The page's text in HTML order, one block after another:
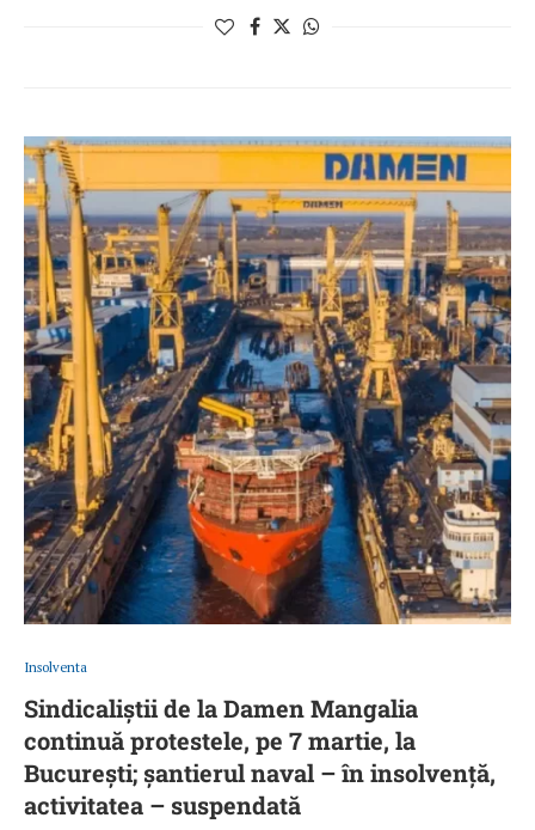
Insolventa
Sindicaliștii de la Damen Mangalia
continuă protestele, pe 7 martie, la
București; șantierul naval – în insolvență,
activitatea – suspendată